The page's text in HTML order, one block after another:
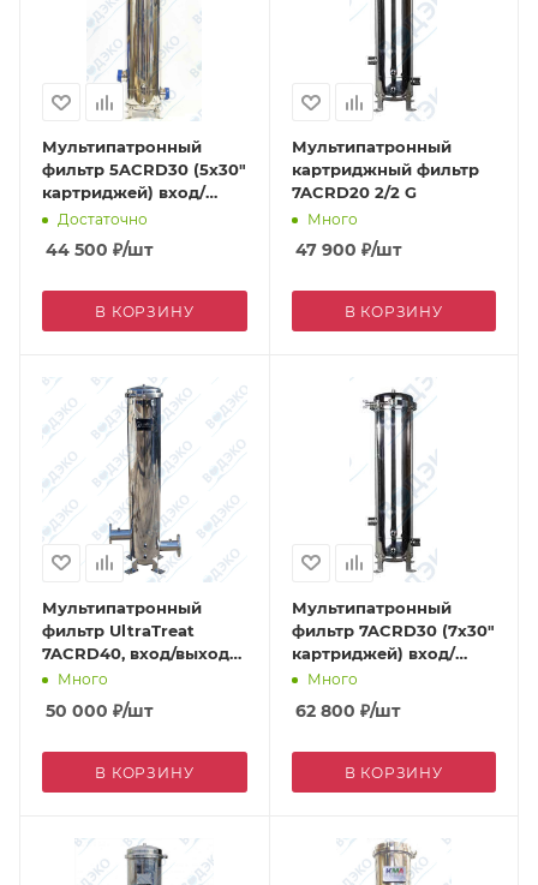
Мультипатронный
фильтр 5ACRD30 (5х30"
картриджей) вход/
выход 2" дренаж 1/4"
Достаточно
44 500 ₽/шт
В КОРЗИНУ
Мультипатронный
картриджный фильтр
7ACRD20 2/2 G
Много
47 900 ₽/шт
В КОРЗИНУ
Мультипатронный
фильтр UltraTreat
7ACRD40, вход/выход
фланец DN65
Много
50 000 ₽/шт
В КОРЗИНУ
Мультипатронный
фильтр 7ACRD30 (7х30"
картриджей) вход/
выход 2,0" дренаж 1/2"
Много
62 800 ₽/шт
В КОРЗИНУ